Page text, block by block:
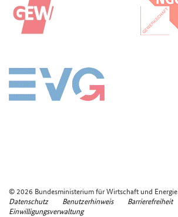
© 2026 Bundesministerium für Wirtschaft und Energie
Datenschutz
Benutzerhinweis
Barrierefreiheit
Einwilligungsverwaltung